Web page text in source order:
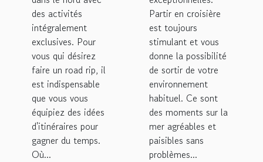
des activités
intégralement
exclusives. Pour
vous qui désirez
faire un road rip, il
est indispensable
que vous vous
équipiez des idées
d'itinéraires pour
gagner du temps.
Où...
Partir en croisière
est toujours
stimulant et vous
donne la possibilité
de sortir de votre
environnement
habituel. Ce sont
des moments sur la
mer agréables et
paisibles sans
problèmes...